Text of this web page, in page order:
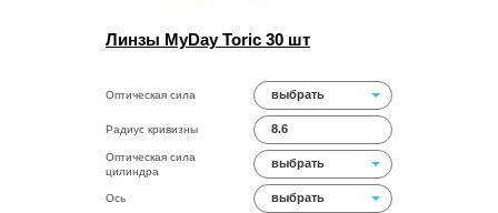
Линзы MyDay Toric 30 шт
Оптическая сила выбрать
Радиус кривизны 8.6
Оптическая сила
цилиндра
выбрать
Ось выбрать